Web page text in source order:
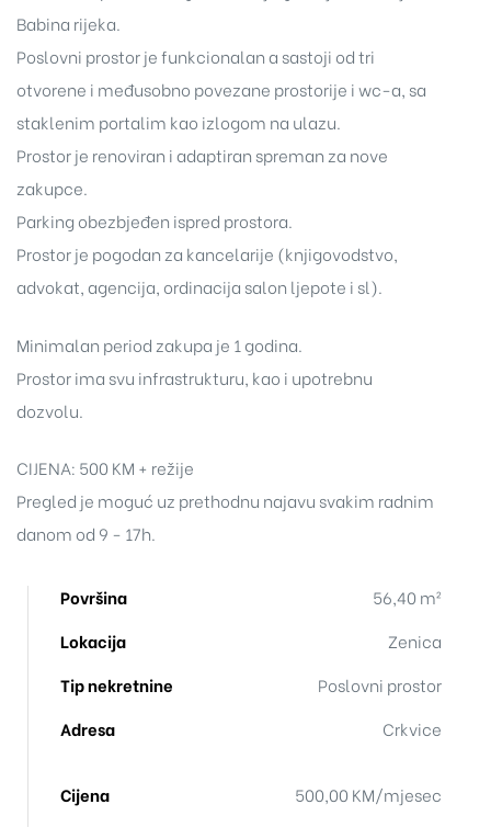
Babina rijeka.
Poslovni prostor je funkcionalan a sastoji od tri
otvorene i međusobno povezane prostorije i wc-a, sa
staklenim portalim kao izlogom na ulazu.
Prostor je renoviran i adaptiran spreman za nove
zakupce.
Parking obezbjeđen ispred prostora.
Prostor je pogodan za kancelarije (knjigovodstvo,
advokat, agencija, ordinacija salon ljepote i sl).
Minimalan period zakupa je 1 godina.
Prostor ima svu infrastrukturu, kao i upotrebnu
dozvolu.
CIJENA: 500 KM + režije
Pregled je moguć uz prethodnu najavu svakim radnim
danom od 9 - 17h.
Površina
56,40 m²
Lokacija
Zenica
Tip nekretnine
Poslovni prostor
Adresa
Crkvice
Cijena 500,00 KM/mjesec